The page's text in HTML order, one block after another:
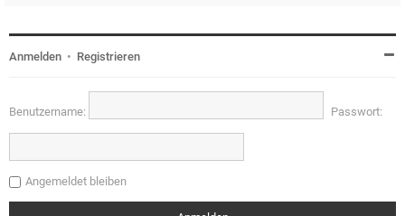
Anmelden • Registrieren
Benutzername: Passwort:
Angemeldet bleiben